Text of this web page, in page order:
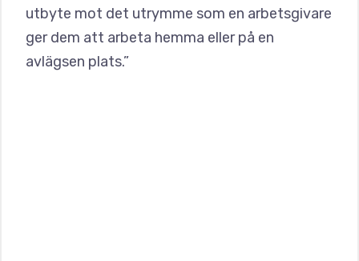
utbyte mot det utrymme som en arbetsgivare
ger dem att arbeta hemma eller på en
avlägsen plats.”